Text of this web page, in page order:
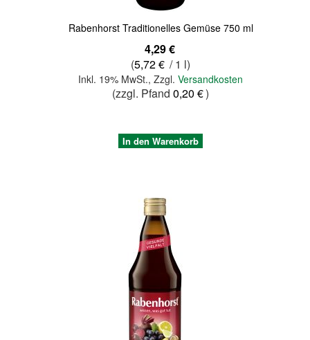
Rabenhorst Traditionelles Gemüse 750 ml
4,29 €
(5,72 € / 1 l)
Inkl. 19% MwSt.,Zzgl.Versandkosten
(zzgl. Pfand0,20 €)
In den Warenkorb